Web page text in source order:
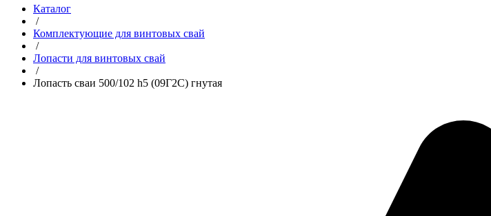
Каталог
/
Комплектующие для винтовых свай
/
Лопасти для винтовых свай
/
Лопасть сваи 500/102 h5 (09Г2С) гнутая